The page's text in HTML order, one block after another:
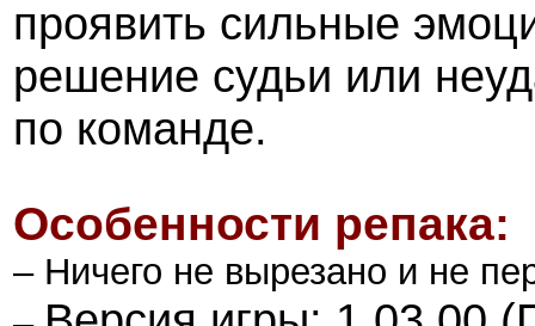
проявить сильные
решение судьи или
по команде.
Особенности репака:
– Ничего не вырезано и не